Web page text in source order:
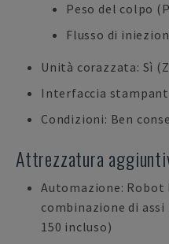
Peso del colpo
Flusso di
Unità corazzata: Sì
Interfaccia
Condizioni: Ben
Attrezzatura
Automazione: Robot
combinazione di assi
150 incluso)